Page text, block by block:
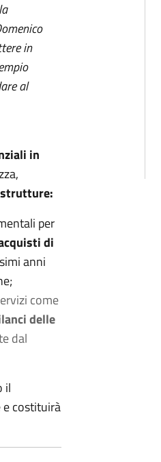
in
al
in
per
di
anni
come
delle
dal
il
e costituirà